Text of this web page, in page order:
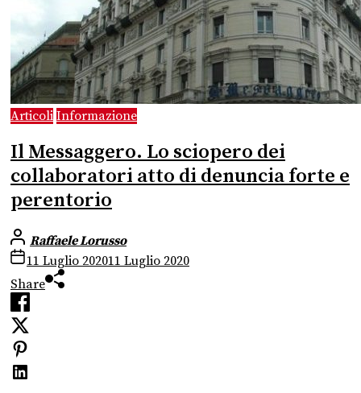
Articoli Informazione
Il Messaggero. Lo sciopero dei
collaboratori atto di denuncia forte e
perentorio
Raffaele Lorusso
11 Luglio 202011 Luglio 2020
Share